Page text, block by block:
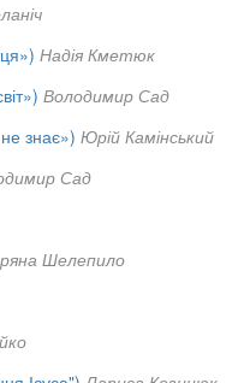
Надія Кметюк
Володимир Сад
знає») Юрій Камінський
Сад
Шелепило